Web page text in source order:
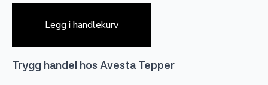
Legg i handlekurv
Trygg handel hos Avesta Tepper